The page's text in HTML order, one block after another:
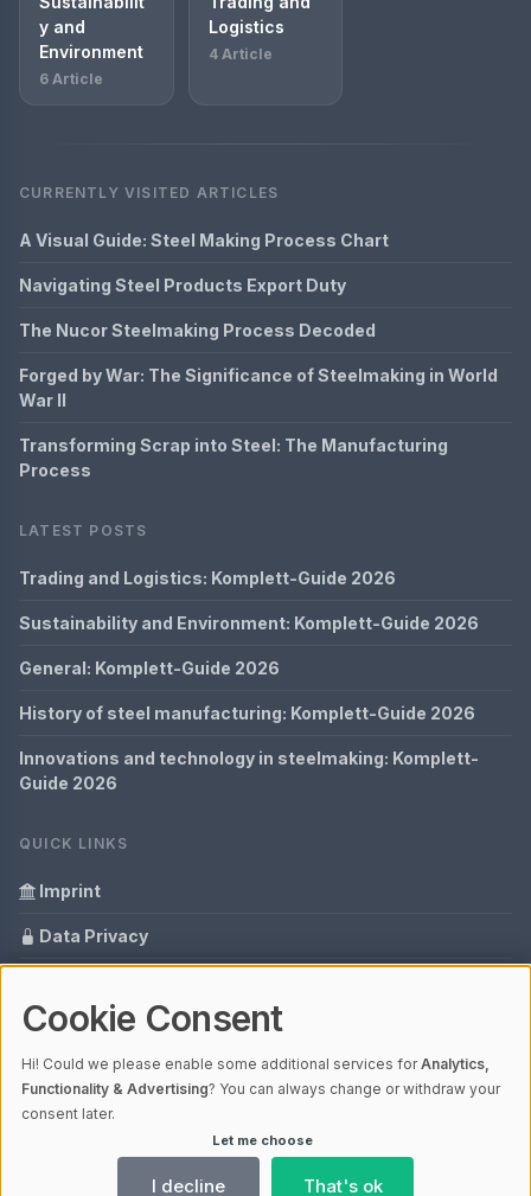
y and
Environment
6 Article
Logistics
4 Article
CURRENTLY VISITED ARTICLES
A Visual Guide: Steel Making Process Chart
Navigating Steel Products Export Duty
The Nucor Steelmaking Process Decoded
Forged by War: The Significance of Steelmaking in World
War II
Transforming Scrap into Steel: The Manufacturing
Process
LATEST POSTS
Trading and Logistics: Komplett-Guide 2026
Sustainability and Environment: Komplett-Guide 2026
General: Komplett-Guide 2026
History of steel manufacturing: Komplett-Guide 2026
Innovations and technology in steelmaking: Komplett-
Guide 2026
QUICK LINKS
Imprint
Data Privacy
Glossary
Your data protection
© 2026 Cabaro Group - Blog | V4.1
Ladezeit 1,08s | Cache: APCu
Cookie Consent
Hi! Could we please enable some additional services forAnalytics,
Functionality & Advertising? You can always change or withdraw your
consent later.
Let me choose
I decline That's ok